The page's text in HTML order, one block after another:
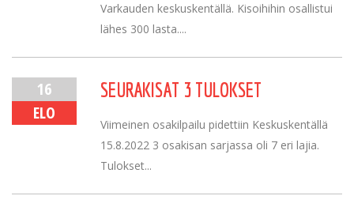
Varkauden keskuskentällä. Kisoihihin osallistui
lähes 300 lasta....
16
ELO
SEURAKISAT 3 TULOKSET
Viimeinen osakilpailu pidettiin Keskuskentällä
15.8.2022 3 osakisan sarjassa oli 7 eri lajia.
Tulokset...